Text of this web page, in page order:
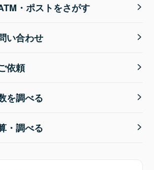
・ポストをさがす
い合わせ
依頼
を調べる
・調べる